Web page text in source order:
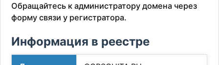
Обращайтесь к администратору домена через
форму связи у регистратора.
Информация в реестре